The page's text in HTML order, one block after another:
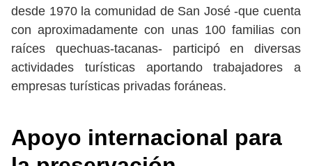
desde 1970 la comunidad de San José -que cuenta
con aproximadamente con unas 100 familias con
raíces quechuas-tacanas- participó en diversas
actividades turísticas aportando trabajadores a
empresas turísticas privadas foráneas.
Apoyo internacional para